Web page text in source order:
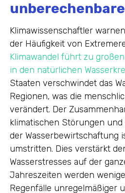
Klimawissenschaftler
der Häufigkeit von
Klimawandel führt zu
in den natürlichen
Staaten verschwindet das
Regionen, was die
verändert. Der
klimatischen Störungen
der Wasserbewirtschaftung
umstritten. Dies verstärkt
Wasserstresses auf der
Jahreszeiten werden
Regenfälle unregelmäßiger